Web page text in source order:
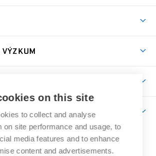
umění
formuláře
kurzy
činnost
Vysoké
on this site
to collect and analyse
on site performance and usage, to
media features and to enhance
content and advertisements.